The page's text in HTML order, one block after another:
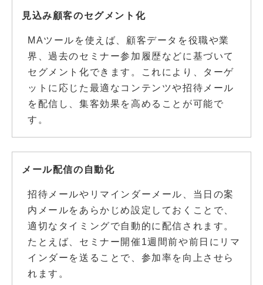
見込み顧客のセグメント化
MAツールを使えば、顧客データを役職や業
界、過去のセミナー参加履歴などに基づいて
セグメント化できます。これにより、ターゲ
ットに応じた最適なコンテンツや招待メール
を配信し、集客効果を高めることが可能で
す。
メール配信の自動化
招待メールやリマインダーメール、当日の案
内メールをあらかじめ設定しておくことで、
適切なタイミングで自動的に配信されます。
たとえば、セミナー開催1週間前や前日にリマ
インダーを送ることで、参加率を向上させら
れます。